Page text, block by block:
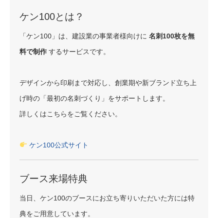
ケン100とは？
「ケン100」は、建設業の事業者様向けに 名刺100枚を無
料で制作 するサービスです。
デザインから印刷まで対応し、創業期や新ブランド立ち上
げ時の「最初の名刺づくり」をサポートします。
詳しくはこちらをご覧ください。
ケン100公式サイト
ブース来場特典
当日、ケン100のブースにお立ち寄りいただいた方には特
典をご用意しています。